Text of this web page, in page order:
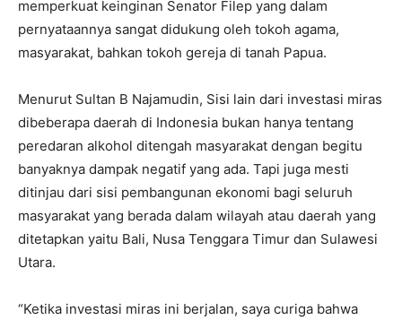
memperkuat keinginan Senator Filep yang dalam
pernyataannya sangat didukung oleh tokoh agama,
masyarakat, bahkan tokoh gereja di tanah Papua.
Menurut Sultan B Najamudin, Sisi lain dari investasi miras
dibeberapa daerah di Indonesia bukan hanya tentang
peredaran alkohol ditengah masyarakat dengan begitu
banyaknya dampak negatif yang ada. Tapi juga mesti
ditinjau dari sisi pembangunan ekonomi bagi seluruh
masyarakat yang berada dalam wilayah atau daerah yang
ditetapkan yaitu Bali, Nusa Tenggara Timur dan Sulawesi
Utara.
“Ketika investasi miras ini berjalan, saya curiga bahwa